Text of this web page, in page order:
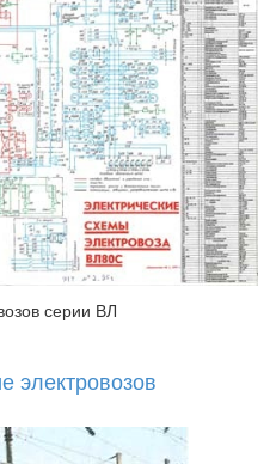
серии ВЛ
электровозов